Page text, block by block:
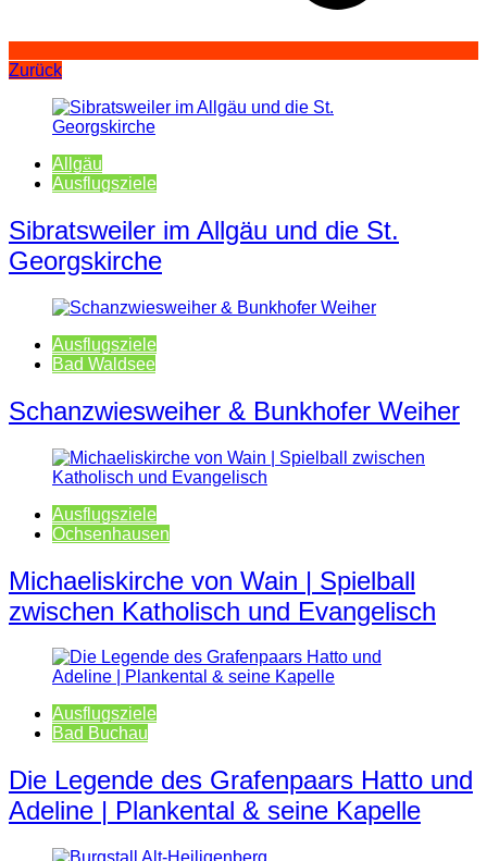
Zurück
Allgäu
Ausflugsziele
Sibratsweiler im Allgäu und die St.
Georgskirche
Ausflugsziele
Bad Waldsee
Schanzwiesweiher & Bunkhofer Weiher
Ausflugsziele
Ochsenhausen
Michaeliskirche von Wain | Spielball
zwischen Katholisch und Evangelisch
Ausflugsziele
Bad Buchau
Die Legende des Grafenpaars Hatto und
Adeline | Plankental & seine Kapelle